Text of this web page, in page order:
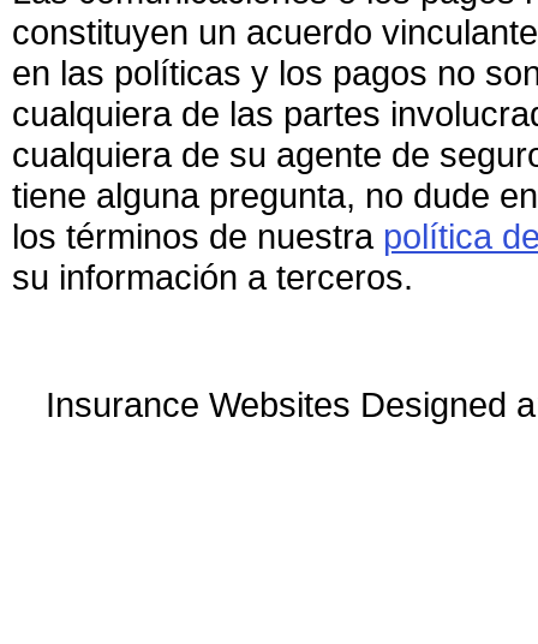
constituyen un acuerdo
en las políticas y los pagos no
cualquiera de las partes
cualquiera de su agente de
tiene alguna pregunta, no dude
los términos de nuestra política
su información a terceros.
Insurance Websites Designed